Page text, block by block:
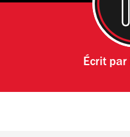
Écrit par